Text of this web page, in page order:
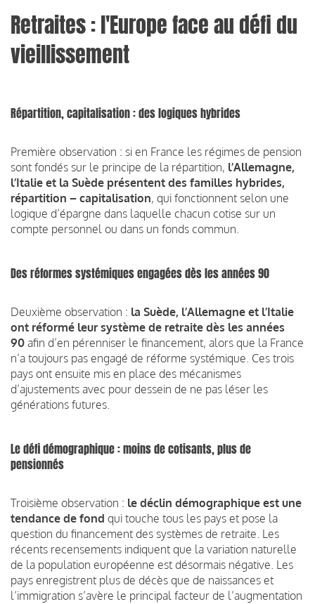
Retraites : l'Europe face au défi du
vieillissement
Répartition, capitalisation : des logiques hybrides
Première observation : si en France les régimes de pension
sont fondés sur le principe de la répartition, l’Allemagne,
l’Italie et la Suède présentent des familles hybrides,
répartition – capitalisation, qui fonctionnent selon une
logique d’épargne dans laquelle chacun cotise sur un
compte personnel ou dans un fonds commun.
Des réformes systémiques engagées dès les années 90
Deuxième observation : la Suède, l’Allemagne et l’Italie
ont réformé leur système de retraite dès les années
90 afin d’en pérenniser le financement, alors que la France
n’a toujours pas engagé de réforme systémique. Ces trois
pays ont ensuite mis en place des mécanismes
d’ajustements avec pour dessein de ne pas léser les
générations futures.
Le défi démographique : moins de cotisants, plus de
pensionnés
Troisième observation : le déclin démographique est une
tendance de fond qui touche tous les pays et pose la
question du financement des systèmes de retraite. Les
récents recensements indiquent que la variation naturelle
de la population européenne est désormais négative. Les
pays enregistrent plus de décès que de naissances et
l’immigration s’avère le principal facteur de l’augmentation